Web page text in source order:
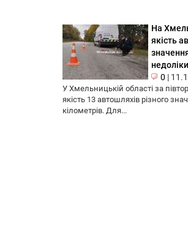
На
якість
недоліки
0 |
У Хмельницькій області за
якість 13 автошляхів різного
кілометрів. Для...